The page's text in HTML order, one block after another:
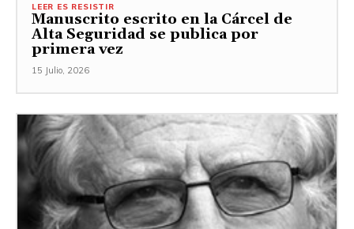
LEER ES RESISTIR
Manuscrito escrito en la Cárcel de
Alta Seguridad se publica por
primera vez
15 Julio, 2026